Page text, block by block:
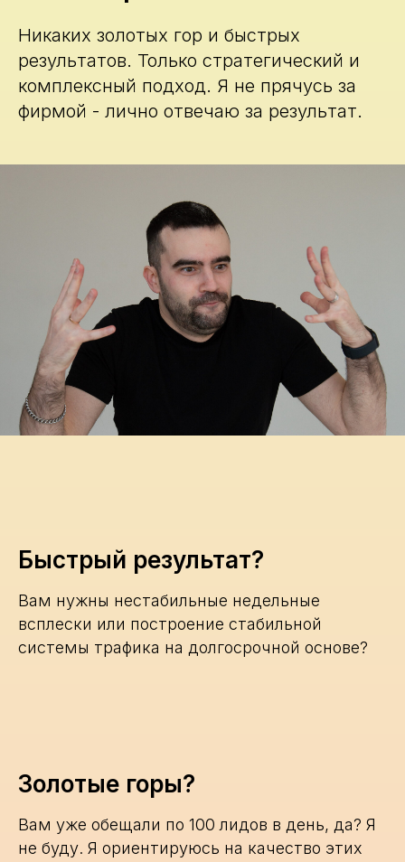
Никаких золотых гор и быстрых
результатов. Только стратегический и
комплексный подход. Я не прячусь за
фирмой - лично отвечаю за результат.
Быстрый результат?
Вам нужны нестабильные недельные
всплески или построение стабильной
системы трафика на долгосрочной основе?
Золотые горы?
Вам уже обещали по 100 лидов в день, да? Я
не буду. Я ориентируюсь на качество этих